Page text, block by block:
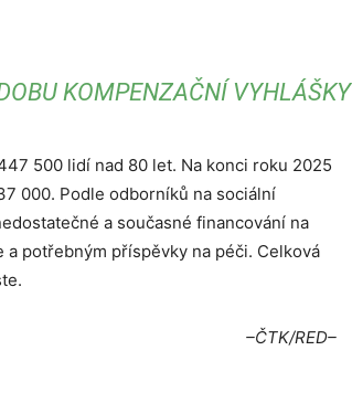
KOMPENZAČNÍ VYHLÁŠKY
500 lidí nad 80 let. Na konci roku 2025
000. Podle odborníků na sociální
a současné financování na
potřebným příspěvky na péči. Celková
–ČTK/RED–